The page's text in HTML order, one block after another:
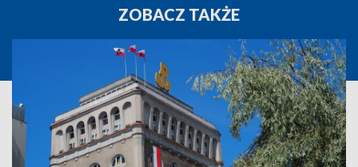
ZOBACZ TAKŻE